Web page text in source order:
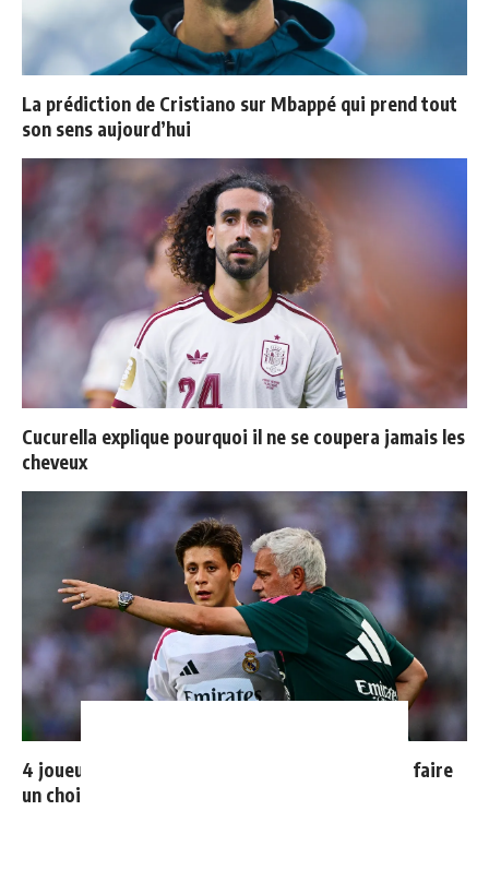
La prédiction de Cristiano sur Mbappé qui prend tout
son sens aujourd’hui
Cucurella explique pourquoi il ne se coupera jamais les
cheveux
4 joueurs, une seule place : Mourinho va devoir faire
un choix